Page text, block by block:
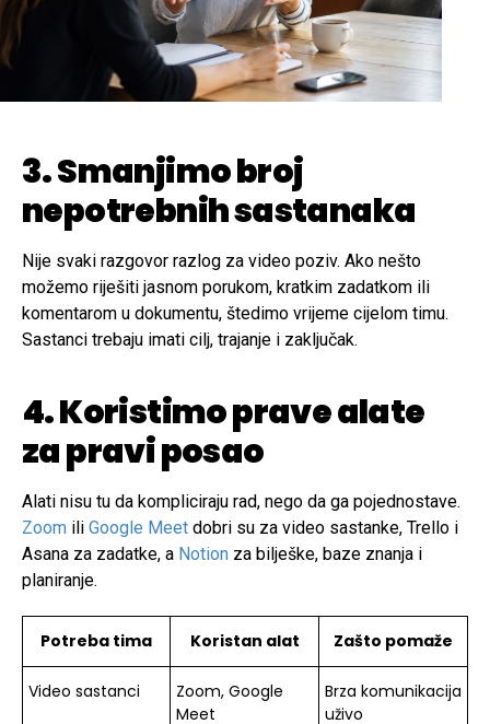
3. Smanjimo broj
nepotrebnih sastanaka
Nije svaki razgovor razlog za video poziv. Ako nešto
možemo riješiti jasnom porukom, kratkim zadatkom ili
komentarom u dokumentu, štedimo vrijeme cijelom timu.
Sastanci trebaju imati cilj, trajanje i zaključak.
4. Koristimo prave alate
za pravi posao
Alati nisu tu da kompliciraju rad, nego da ga pojednostave.
Zoom ili Google Meet dobri su za video sastanke, Trello i
Asana za zadatke, a Notion za bilješke, baze znanja i
planiranje.
Potreba tima Koristan alat Zašto pomaže
Video sastanci
Zoom, Google
Meet
Brza komunikacija
uživo